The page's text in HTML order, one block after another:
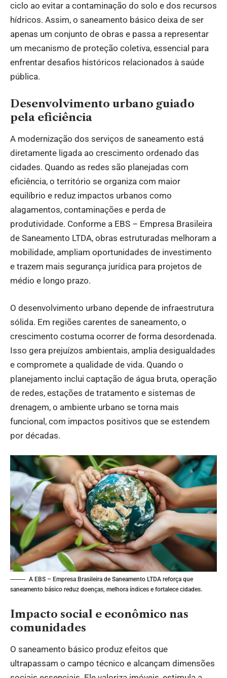
ciclo ao evitar a contaminação do solo e dos recursos
hídricos. Assim, o saneamento básico deixa de ser
apenas um conjunto de obras e passa a representar
um mecanismo de proteção coletiva, essencial para
enfrentar desafios históricos relacionados à saúde
pública.
Desenvolvimento urbano guiado
pela eficiência
A modernização dos serviços de saneamento está
diretamente ligada ao crescimento ordenado das
cidades. Quando as redes são planejadas com
eficiência, o território se organiza com maior
equilíbrio e reduz impactos urbanos como
alagamentos, contaminações e perda de
produtividade. Conforme a EBS – Empresa Brasileira
de Saneamento LTDA, obras estruturadas melhoram a
mobilidade, ampliam oportunidades de investimento
e trazem mais segurança jurídica para projetos de
médio e longo prazo.
O desenvolvimento urbano depende de infraestrutura
sólida. Em regiões carentes de saneamento, o
crescimento costuma ocorrer de forma desordenada.
Isso gera prejuízos ambientais, amplia desigualdades
e compromete a qualidade de vida. Quando o
planejamento inclui captação de água bruta, operação
de redes, estações de tratamento e sistemas de
drenagem, o ambiente urbano se torna mais
funcional, com impactos positivos que se estendem
por décadas.
A EBS – Empresa Brasileira de Saneamento LTDA reforça que
saneamento básico reduz doenças, melhora índices e fortalece cidades.
Impacto social e econômico nas
comunidades
O saneamento básico produz efeitos que
ultrapassam o campo técnico e alcançam dimensões